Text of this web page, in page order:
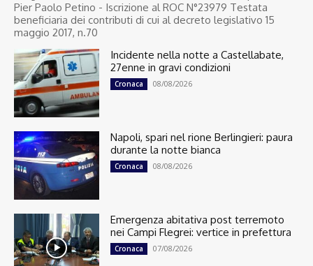
Pier Paolo Petino - Iscrizione al ROC N°23979 Testata
beneficiaria dei contributi di cui al decreto legislativo 15
maggio 2017, n.70
Incidente nella notte a Castellabate,
27enne in gravi condizioni
Cronaca 08/08/2026
Napoli, spari nel rione Berlingieri: paura
durante la notte bianca
Cronaca 08/08/2026
Emergenza abitativa post terremoto
nei Campi Flegrei: vertice in prefettura
Cronaca 07/08/2026